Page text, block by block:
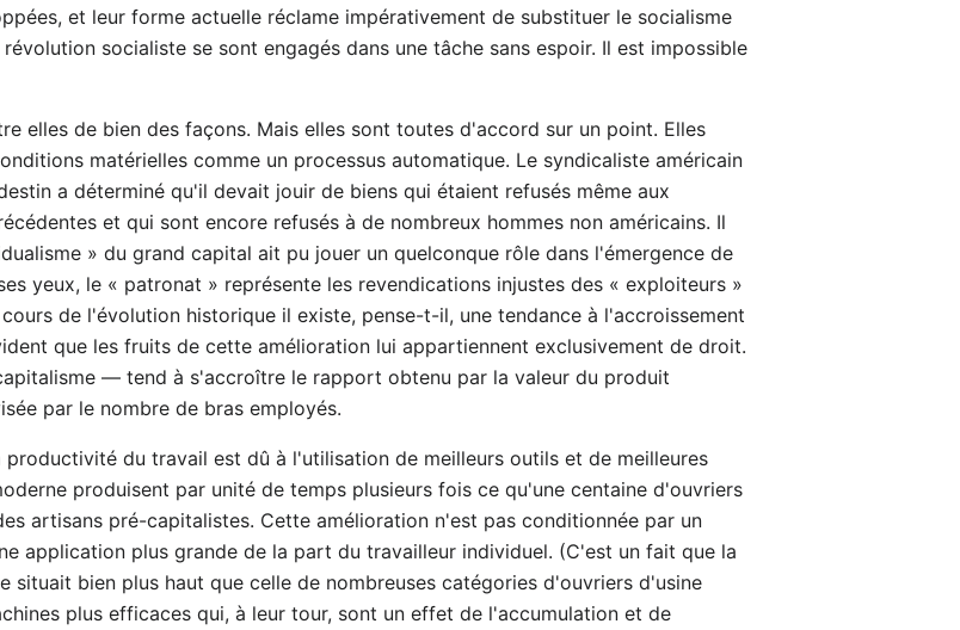
et leur forme actuelle réclame impérativement de substituer le socialisme
socialiste se sont engagés dans une tâche sans espoir. Il est impossible
elles de bien des façons. Mais elles sont toutes d'accord sur un point. Elles
matérielles comme un processus automatique. Le syndicaliste américain
a déterminé qu'il devait jouir de biens qui étaient refusés même aux
et qui sont encore refusés à de nombreux hommes non américains. Il
» du grand capital ait pu jouer un quelconque rôle dans l'émergence de
yeux, le « patronat » représente les revendications injustes des « exploiteurs »
de l'évolution historique il existe, pense-t-il, une tendance à l'accroissement
que les fruits de cette amélioration lui appartiennent exclusivement de droit.
— tend à s'accroître le rapport obtenu par la valeur du produit
par le nombre de bras employés.
du travail est dû à l'utilisation de meilleurs outils et de meilleures
produisent par unité de temps plusieurs fois ce qu'une centaine d'ouvriers
artisans pré-capitalistes. Cette amélioration n'est pas conditionnée par un
application plus grande de la part du travailleur individuel. (C'est un fait que la
situait bien plus haut que celle de nombreuses catégories d'ouvriers d'usine
plus efficaces qui, à leur tour, sont un effet de l'accumulation et de